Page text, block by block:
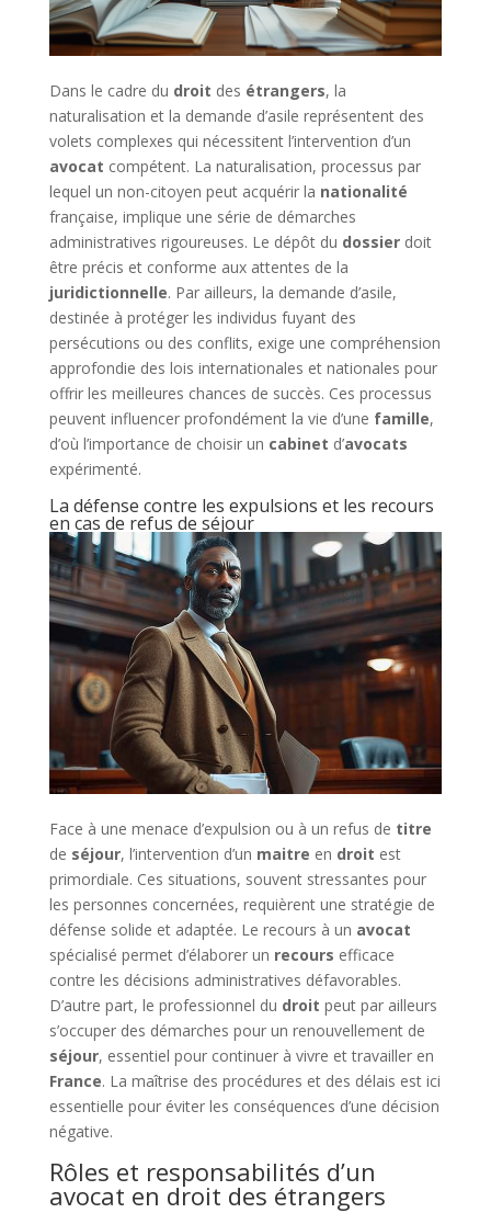
Dans le cadre du droit des étrangers, la
naturalisation et la demande d’asile représentent des
volets complexes qui nécessitent l’intervention d’un
avocat compétent. La naturalisation, processus par
lequel un non-citoyen peut acquérir la nationalité
française, implique une série de démarches
administratives rigoureuses. Le dépôt du dossierdoit
être précis et conforme aux attentes de la
juridictionnelle. Par ailleurs, la demande d’asile,
destinée à protéger les individus fuyant des
persécutions ou des conflits, exige une compréhension
approfondie des lois internationales et nationales pour
offrir les meilleures chances de succès. Ces processus
peuvent influencer profondément la vie d’une famille,
d’où l’importance de choisir un cabinet d’avocats
expérimenté.
La défense contre les expulsions et les recours
en cas de refus de séjour
Face à une menace d’expulsion ou à un refus de titre
de séjour, l’intervention d’un maitre en droit est
primordiale. Ces situations, souvent stressantes pour
les personnes concernées, requièrent une stratégie de
défense solide et adaptée. Le recours à un avocat
spécialisé permet d’élaborer un recours efficace
contre les décisions administratives défavorables.
D’autre part, le professionnel du droit peut par ailleurs
s’occuper des démarches pour un renouvellement de
séjour, essentiel pour continuer à vivre et travailler en
France. La maîtrise des procédures et des délais est ici
essentielle pour éviter les conséquences d’une décision
négative.
Rôles et responsabilités d’un
avocat en droit des étrangers